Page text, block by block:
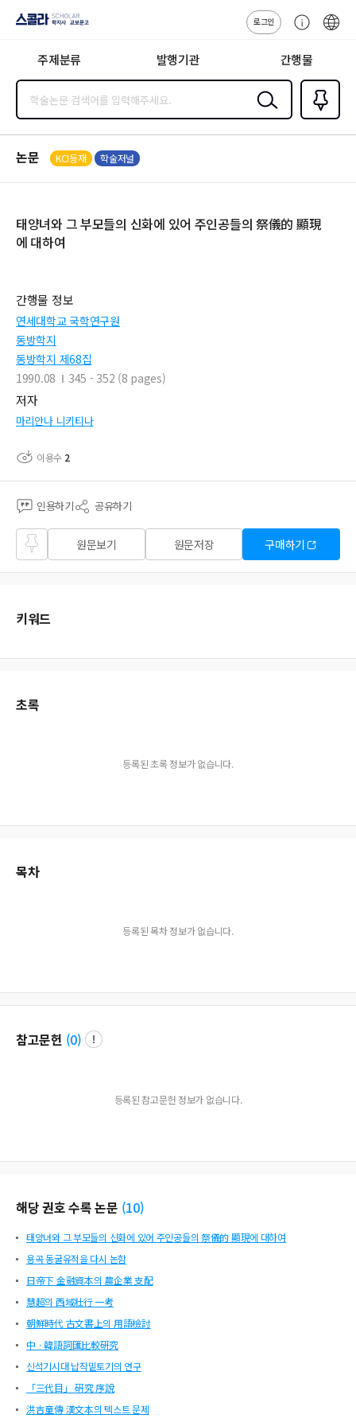
지사·교보문고
로그인
센
주제분류 발행기관 간행물
검색
즐겨찾
기0
논문 KCI등재 학술저널
태양녀와 그 부모들의 신화에 있어 주인공들의 祭儀的 顯現
에 대하여
간행물 정보
연세대학교 국학연구원
동방학지
동방학지 제68집
1990.08
345 - 352 (8 pages)
저자
마리안나 니키티나
이용수 2
인용하기 공유하기
즐겨
찾기
원문보기 원문저장 구매하기
키워드
초록
등록된 초록 정보가 없습니다.
목차
등록된 목차 정보가 없습니다.
참고문헌 (0)
등록된 참고문헌 정보가 없습니다.
해당 권호 수록 논문 (10)
태양녀와 그 부모들의 신화에 있어 주인공들의 祭儀的 顯現에 대하여
용곡 동굴유적을 다시 논함
日帝下 金融資本의 農企業 支配
慧超의 西域壯行 一考
朝鮮時代 古文書上의 用語檢討
中ㆍ韓語詞匯比較硏究
신석기시대 납작밑토기의 연구
「三代目」 硏究 序說
洪吉童傳 漢文本의 텍스트 문제